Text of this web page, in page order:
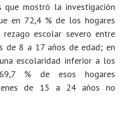
que mostró la investigación
en 72,4 % de los hogares
escolar severo entre
de 8 a 17 años de edad; en
escolaridad inferior a los
% de esos hogares
de 15 a 24 años no